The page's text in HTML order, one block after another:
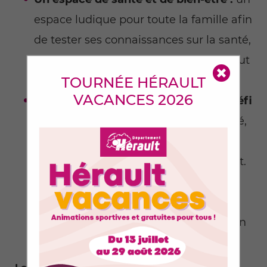
Alerte
TOURNÉE HÉRAULT
VACANCES 2026
espace ludique pour toute la famille afin
de tester ses connaissances sur la santé,
l’activité physique et l’alimentation, tout
en relevant des défis sportifs.
Un espace environnement avec un défi
collectif : sur un home trainer connecté,
les participants parcourront
virtuellement les paysages de l’Hérault.
Tous les 34 km réalisés permettront
d’offrir un arbre à la commune, tandis
que les enfants participeront au défi en
construisant une tour géante en bois.